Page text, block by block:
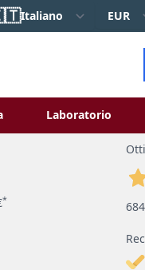
Italiano EUR
for Restauro
Toggle submenu
Laboratorio
* 684